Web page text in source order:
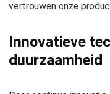
vertrouwen onze
Innovatieve
duurzaamheid